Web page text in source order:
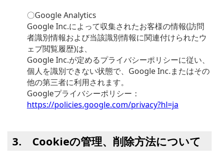
〇Google Analytics
Google Inc.によって収集されたお客様の情報(訪問
者識別情報および当該識別情報に関連付けられたウ
ェブ閲覧履歴)は、
Google Inc.が定めるプライバシーポリシーに従い、
個人を識別できない状態で、Google Inc.またはその
他の第三者に利用されます。
Googleプライバシーポリシー：
https://policies.google.com/privacy?hl=ja
3. Cookieの管理、削除方法について